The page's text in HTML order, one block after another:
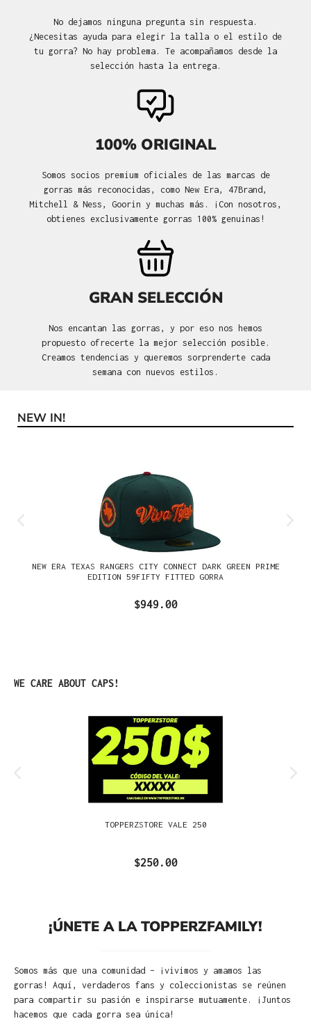
No dejamos ninguna pregunta sin respuesta.
¿Necesitas ayuda para elegir la talla o el estilo de
tu gorra? No hay problema. Te acompañamos desde la
selección hasta la entrega.
100% ORIGINAL
Somos socios premium oficiales de las marcas de
gorras más reconocidas, como New Era, 47Brand,
Mitchell & Ness, Goorin y muchas más. ¡Con nosotros,
obtienes exclusivamente gorras 100% genuinas!
GRAN SELECCIÓN
Nos encantan las gorras, y por eso nos hemos
propuesto ofrecerte la mejor selección posible.
Creamos tendencias y queremos sorprenderte cada
semana con nuevos estilos.
Omitir la galería de productos
NEW IN!
NEW ERA TEXAS RANGERS CITY CONNECT DARK GREEN PRIME
EDITION 59FIFTY FITTED GORRA
$949.00
Omitir la galería de productos
WE CARE ABOUT CAPS!
TOPPERZSTORE VALE 250
$250.00
¡ÚNETE A LA TOPPERZFAMILY!
Somos más que una comunidad – ¡vivimos y amamos las
gorras! Aquí, verdaderos fans y coleccionistas se reúnen
para compartir su pasión e inspirarse mutuamente. ¡Juntos
hacemos que cada gorra sea única!